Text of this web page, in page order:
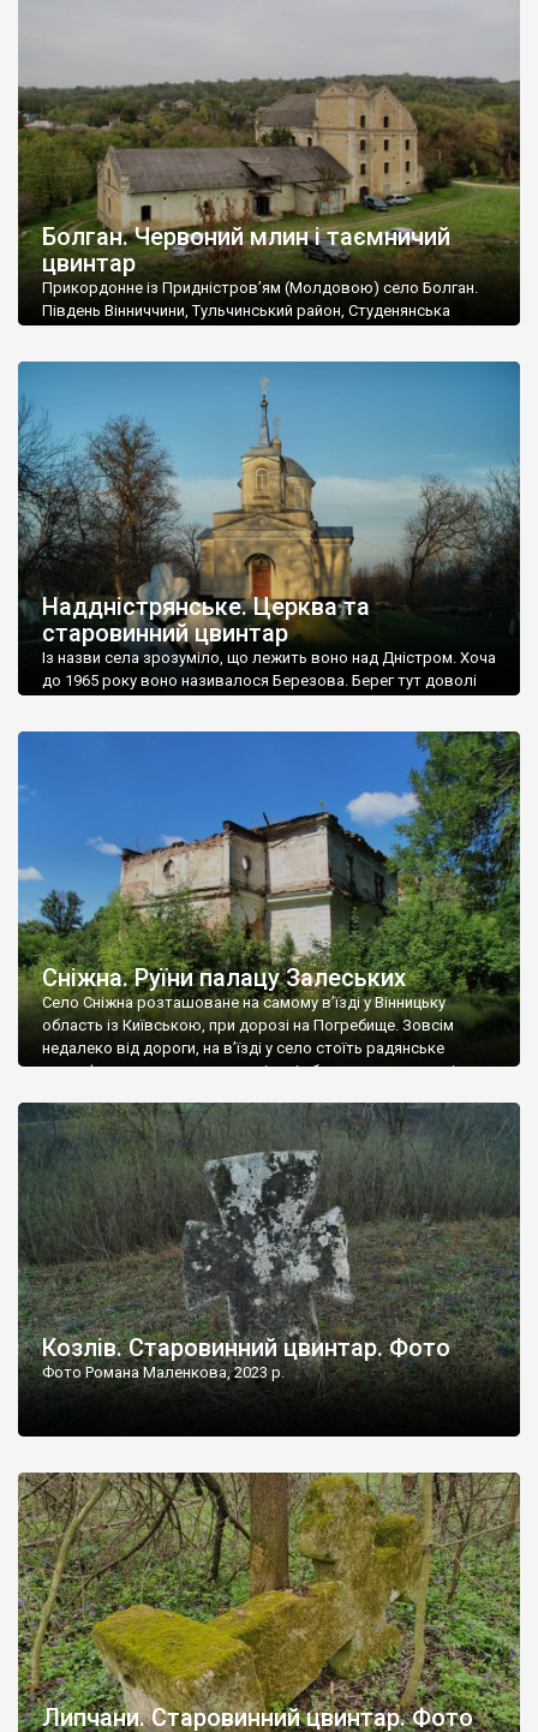
Болган. Червоний млин і таємничий
цвинтар
Прикордонне із Придністров’ям (Молдовою) село Болган.
Південь Вінниччини, Тульчинський район, Студенянська
старовинний цвинтар із кам’яними хрестами. Всі епітафії, які
збереглися, написані кирилицею, церковнослов’янською
мовою. За всіма традиційними ознаками – цвинтар
український. Хрести датуються 19 століттям. У 1924-1940
роках Болган […]
Наддністрянське. Церква та
старовинний цвинтар
Із назви села зрозуміло, що лежить воно над Дністром. Хоча
до 1965 року воно називалося Березова. Берег тут доволі
Наддністрянське відрізняється від більшості навколишніх
сіл. У селі є мурована Михайлівська церква. Точної дати […]
Сніжна. Руїни палацу Залеських
Село Сніжна розташоване на самому в’їзді у Вінницьку
область із Київською, при дорозі на Погребище. Зовсім
недалеко від дороги, на в’їзді у село стоїть радянське
рельєфне пано, яке показує жінку і яблуню, а трохи далі, десь
не видно, але видно дві стареньких колії у траві – […]
Козлів. Старовинний цвинтар. Фото
Фото Романа Маленкова, 2023 р.
Липчани. Старовинний цвинтар. Фото